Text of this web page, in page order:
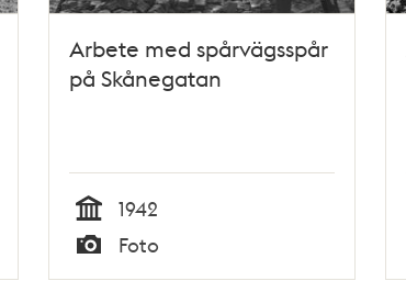
Arbete med spårvägsspår
på Skånegatan
Tid
1942
Foto